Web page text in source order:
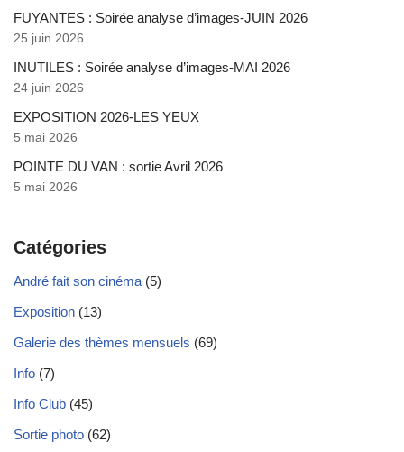
FUYANTES : Soirée analyse d’images-JUIN 2026
25 juin 2026
INUTILES : Soirée analyse d’images-MAI 2026
24 juin 2026
EXPOSITION 2026-LES YEUX
5 mai 2026
POINTE DU VAN : sortie Avril 2026
5 mai 2026
Catégories
André fait son cinéma (5)
Exposition (13)
Galerie des thèmes mensuels (69)
Info (7)
Info Club (45)
Sortie photo (62)